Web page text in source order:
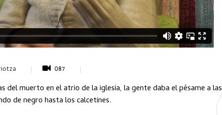
087
del muerto en el atrio de la iglesia, la gente daba el pésame a las
de negro hasta los calcetines.